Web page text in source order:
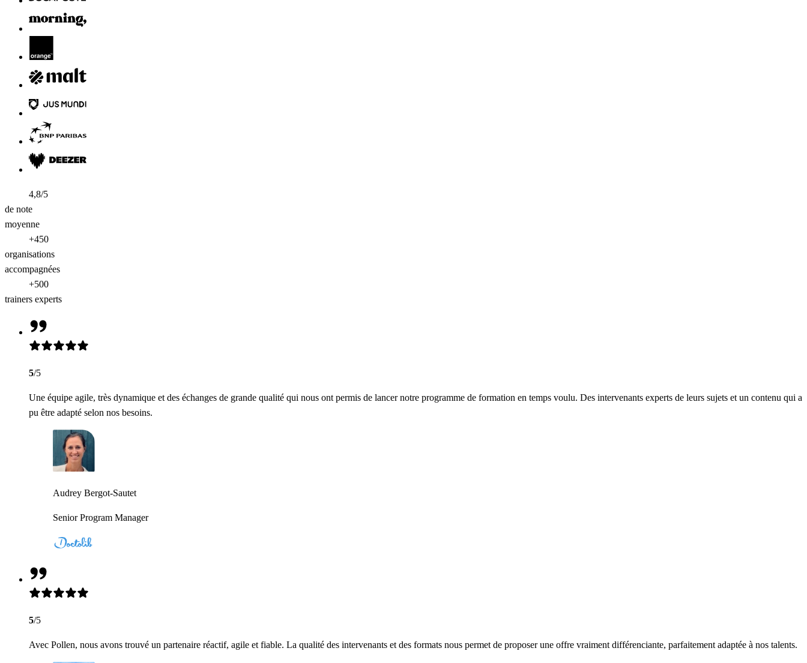
4,8/5
de note
moyenne
+450
organisations
accompagnées
+500
trainers experts
5/5
Une équipe agile, très dynamique et des échanges de grande qualité qui nous ont permis de lancer notre programme de formation en temps voulu. Des intervenants experts de leurs sujets et un contenu qui a
pu être adapté selon nos besoins.
Audrey Bergot-Sautet
Senior Program Manager
5/5
Avec Pollen, nous avons trouvé un partenaire réactif, agile et fiable. La qualité des intervenants et des formats nous permet de proposer une offre vraiment différenciante, parfaitement adaptée à nos talents.